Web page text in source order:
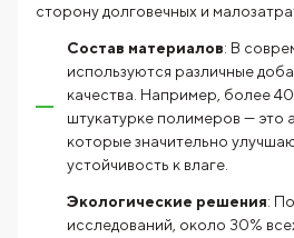
сторону долговечных и
Состав материалов: В
используются различные
качества. Например, более
штукатурке полимеров — это
которые значительно
устойчивость к влаге.
Экологические решения:
исследований, около 30%